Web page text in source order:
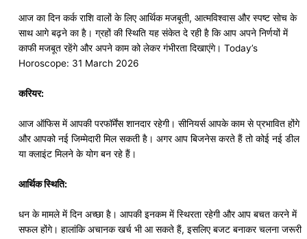
आज का दिन कर्क राशि वालों के लिए आर्थिक मजबूती, आत्मविश्वास और स्पष्ट सोच के
साथ आगे बढ़ने का है। ग्रहों की स्थिति यह संकेत दे रही है कि आप अपने निर्णयों में
काफी मजबूत रहेंगे और अपने काम को लेकर गंभीरता दिखाएंगे। Today’s
Horoscope: 31 March 2026
करियर:
आज ऑफिस में आपकी परफॉर्मेंस शानदार रहेगी। सीनियर्स आपके काम से प्रभावित होंगे
और आपको नई जिम्मेदारी मिल सकती है। अगर आप बिजनेस करते हैं तो कोई नई डील
या क्लाइंट मिलने के योग बन रहे हैं।
आर्थिक स्थिति:
धन के मामले में दिन अच्छा है। आपकी इनकम में स्थिरता रहेगी और आप बचत करने में
सफल होंगे। हालांकि अचानक खर्च भी आ सकते हैं, इसलिए बजट बनाकर चलना जरूरी